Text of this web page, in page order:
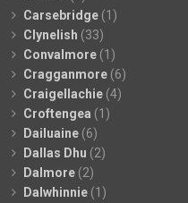
Carsebridge (1)
Clynelish (33)
Convalmore (1)
Cragganmore (6)
Craigellachie (4)
Croftengea (1)
Dailuaine (6)
Dallas Dhu (2)
Dalmore (2)
Dalwhinnie (1)